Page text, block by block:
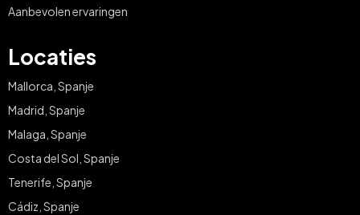
Aanbevolen ervaringen
Locaties
Mallorca, Spanje
Madrid, Spanje
Malaga, Spanje
Costa del Sol, Spanje
Tenerife, Spanje
Cádiz, Spanje